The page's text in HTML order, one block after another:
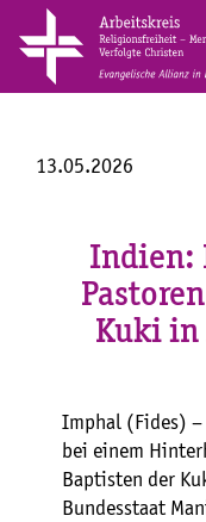
13.05.2026
Indien:
Kuki in
Imphal (Fides)
bei einem
Baptisten der
Bundesstaat